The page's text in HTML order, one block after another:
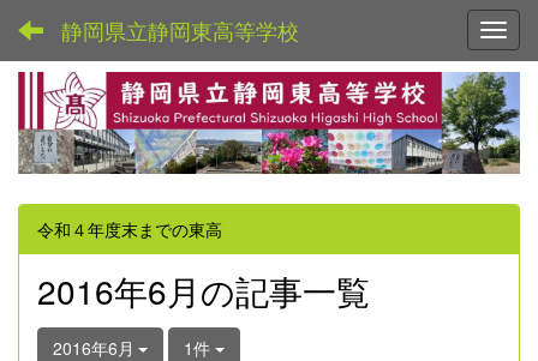
静岡県立静岡東高等学校
令和４年度末までの東高
2016年6月の記事一覧
2016年6月 1件